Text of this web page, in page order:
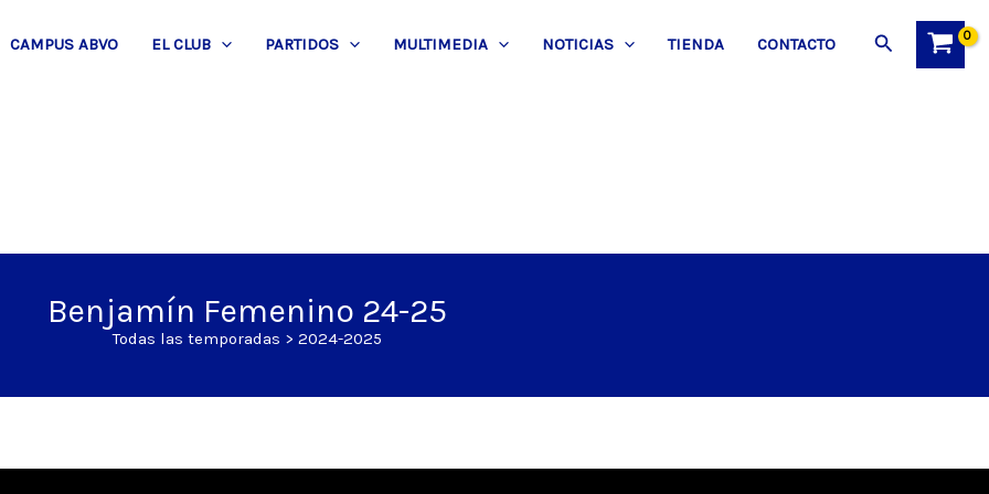
CAMPUS ABVO EL CLUB PARTIDOS MULTIMEDIA NOTICIAS TIENDA CONTACTO Buscar
Benjamín Femenino 24-25
Todas las temporadas > 2024-2025